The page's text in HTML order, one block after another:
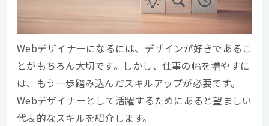
Webデザイナーになるには、デザインが好きであるこ
とがもちろん大切です。しかし、仕事の幅を増やすに
は、もう一歩踏み込んだスキルアップが必要です。
Webデザイナーとして活躍するためにあると望ましい
代表的なスキルを紹介します。